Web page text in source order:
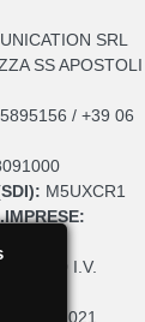
SRL
SS APOSTOLI
/ +39 06
M5UXCR1
I.V.
2021